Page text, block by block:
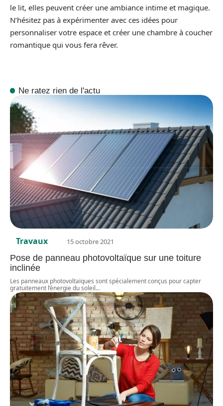
le lit, elles peuvent créer une ambiance intime et magique.
N’hésitez pas à expérimenter avec ces idées pour
personnaliser votre espace et créer une chambre à coucher
romantique qui vous fera rêver.
Ne ratez rien de l'actu
Travaux 15 octobre 2021
Pose de panneau photovoltaïque sur une toiture
inclinée
Les panneaux photovoltaïques sont spécialement conçus pour capter
gratuitement l’énergie du soleil…